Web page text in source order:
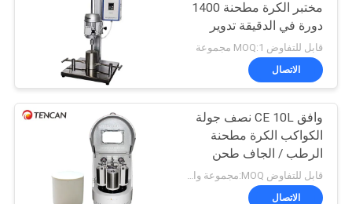
خريطة
الموقع
سياسة
الخصوصية
تهتز الكرة مطحنة
47
مختبر الكرة مطحنة 1400
دورة في الدقيقة تدوير
سرعة منخفضة الضوضاء
قابل للتفاوض MOQ:1 مجموعة
الاتصال
وافق CE 10L نصف جولة
الكواكب الكرة مطحنة
الرطب / الجاف طحن
لمسحوق نانو
الاتصال